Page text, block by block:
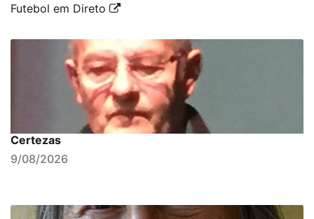
Futebol em Direto
Certezas
9/08/2026